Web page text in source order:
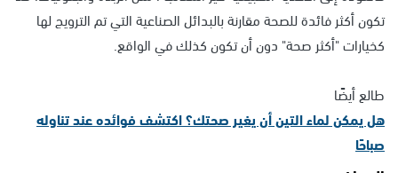
تكون أكثر فائدة للصحة مقارنة بالبدائل الصناعية التي تم الترويج لها
كخيارات "أكثر صحة" دون أن تكون كذلك في الواقع.
طالع أيضًا
هل يمكن لماء التين أن يغير صحتك؟ اكتشف فوائده عند تناوله
صباحًا